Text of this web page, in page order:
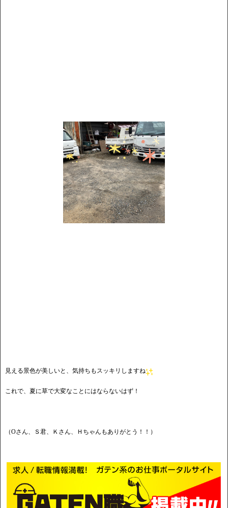
見える景色が美しいと、気持ちもスッキリしますね
これで、夏に草で大変なことにはならないはず！
（Oさん、Ｓ君、Ｋさん、Ｈちゃんもありがとう！！）